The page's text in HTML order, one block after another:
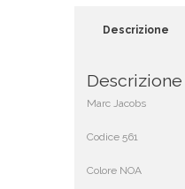
Descrizione
Descrizione
Marc Jacobs
Codice 561
Colore NOA